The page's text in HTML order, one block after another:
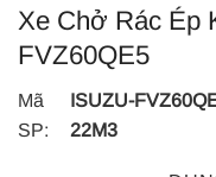
Xe Chở Rác Ép
FVZ60QE5
Mã
SP:
ISUZU-
22M3